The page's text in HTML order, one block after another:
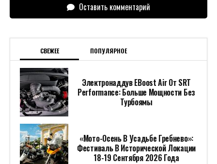
Оставить комментарий
СВЕЖЕЕ ПОПУЛЯРНОЕ
Электронаддув EBoost Air От SRT
Performance: Больше Мощности Без
Турбоямы
«Мото-Осень В Усадьбе Гребнево»:
Фестиваль В Исторической Локации
18-19 Сентября 2026 Года